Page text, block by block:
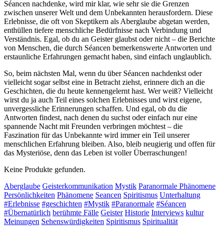
Séancen nachdenke, wird mir klar, wie sehr sie die Grenzen
zwischen unserer Welt und dem Unbekannten herausfordern. Diese
Erlebnisse, die oft von Skeptikern als Aberglaube abgetan werden,
enthüllen tiefere menschliche Bedürfnisse nach Verbindung und
Verständnis. Egal, ob du an Geister glaubst oder nicht – die Berichte
von Menschen, die durch Séancen bemerkenswerte Antworten und
erstaunliche Erfahrungen gemacht haben, sind einfach unglaublich.
So, beim nächsten Mal, wenn du über Séancen nachdenkst oder
vielleicht sogar selbst eine in Betracht ziehst, erinnere dich an die
Geschichten, die du heute kennengelernt hast. Wer weiß? Vielleicht
wirst du ja auch Teil eines solchen Erlebnisses und wirst eigene,
unvergessliche Erinnerungen schaffen. Und egal, ob du die
Antworten findest, nach denen du suchst oder einfach nur eine
spannende Nacht mit Freunden verbringen möchtest – die
Faszination für das Unbekannte wird immer ein Teil unserer
menschlichen Erfahrung bleiben. Also, bleib neugierig und offen für
das Mysteriöse, denn das Leben ist voller Überraschungen!
Keine Produkte gefunden.
Categories
Aberglaube Geisterkommunikation Mystik Paranormale Phänomene
Persönlichkeiten Phänomene Seancen Spiritismus UnterhaltungTags,
#Erlebnisse #geschichten #Mystik #Paranormale #Séancen
#Übernatürlich berühmte Fälle Geister Historie Interviews kultur
Meinungen Sehenswürdigkeiten Spiritismus Spiritualität